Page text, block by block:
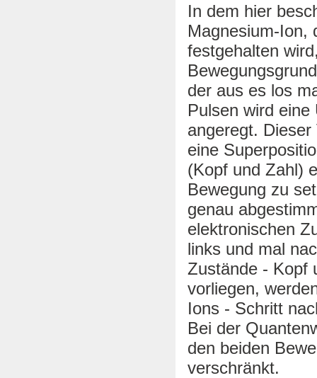
In dem hier
Magnesium-Ion,
festgehalten
der aus es los
Pulsen wird
angeregt.
eine
(Kopf und Zahl)
Bewegung zu
genau
elektronischen
links und mal
Zustände - Kopf
vorliegen,
Ions - Schritt
Bei der
den beiden
verschränkt.